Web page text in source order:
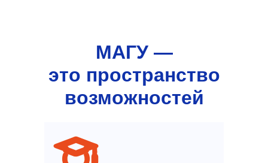
МАГУ —
это пространство
возможностей